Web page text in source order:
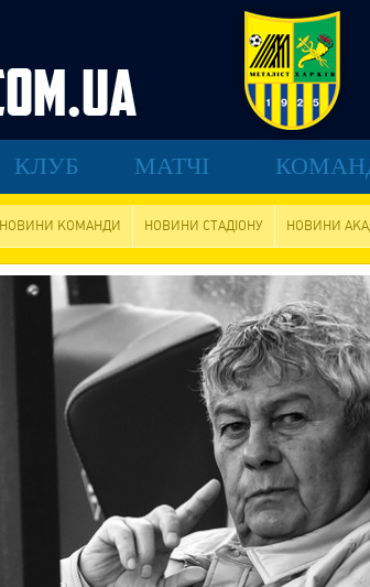
КЛУБ МАТЧІ
НОВИНИ КОМАНДИ НОВИНИ СТАДІОНУ НОВИНИ